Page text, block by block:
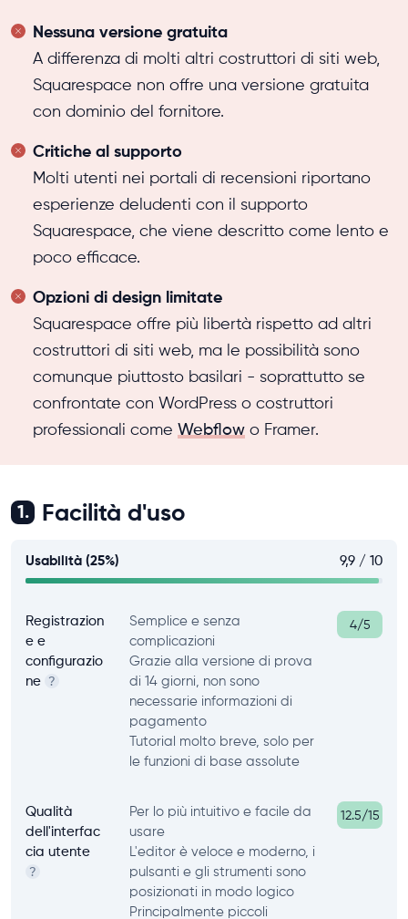
Nessuna versione gratuita
A differenza di molti altri costruttori di siti web,
Squarespace non offre una versione gratuita
con dominio del fornitore.
Critiche al supporto
Molti utenti nei portali di recensioni riportano
esperienze deludenti con il supporto
Squarespace, che viene descritto come lento e
poco efficace.
Opzioni di design limitate
Squarespace offre più libertà rispetto ad altri
costruttori di siti web, ma le possibilità sono
comunque piuttosto basilari - soprattutto se
confrontate con WordPress o costruttori
professionali come Webflow o Framer.
1. Facilità d'uso
Usabilità (25%) 9,9 / 10
Registrazion
e e
configurazio
ne ?
Semplice e senza
complicazioni
Grazie alla versione di prova
di 14 giorni, non sono
necessarie informazioni di
pagamento
Tutorial molto breve, solo per
le funzioni di base assolute
4/5
Qualità
dell'interfac
cia utente
?
Per lo più intuitivo e facile da
usare
L'editor è veloce e moderno, i
pulsanti e gli strumenti sono
posizionati in modo logico
Principalmente piccoli
12.5/15